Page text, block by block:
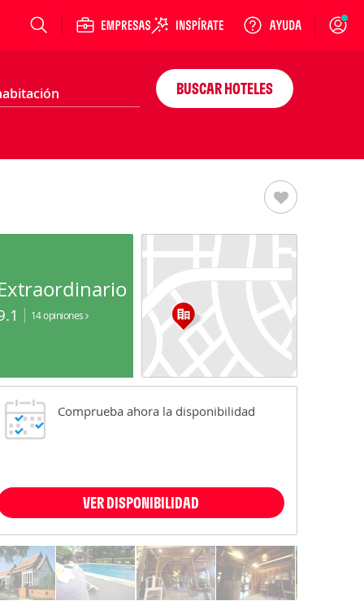
Login
BUSCAR HOTELES
14 opiniones
Comprueba ahora la disponibilidad
VER DISPONIBILIDAD